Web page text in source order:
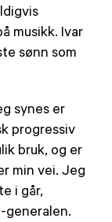
musikk. Ivar
sønn som
synes er
progressiv
bruk, og er
min vei. Jeg
i går,